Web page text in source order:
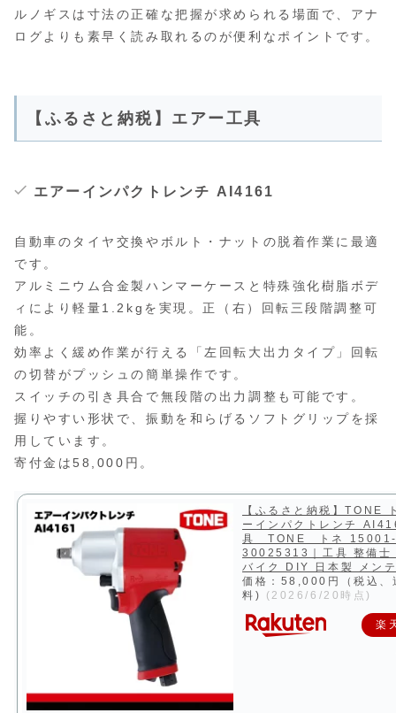
ルノギスは寸法の正確な把握が求められる場面で、アナ
ログよりも素早く読み取れるのが便利なポイントです。
【ふるさと納税】エアー工具
エアーインパクトレンチ AI4161
自動車のタイヤ交換やボルト・ナットの脱着作業に最適
です。
アルミニウム合金製ハンマーケースと特殊強化樹脂ボデ
ィにより軽量1.2kgを実現。正（右）回転三段階調整可
能。
効率よく緩め作業が行える「左回転大出力タイプ」回転
の切替がプッシュの簡単操作です。
スイッチの引き具合で無段階の出力調整も可能です。
握りやすい形状で、振動を和らげるソフトグリップを採
用しています。
寄付金は58,000円。
【ふるさと納税】TONE
ーインパクトレンチ
具 TONE トネ
30025313｜工具 整備士
バイク DIY 日本製 メン
価格：58,000円（税込、
料)
(2026/6/20時点)
楽